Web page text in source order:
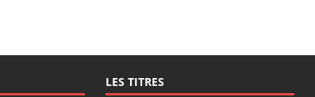
LES TITRES